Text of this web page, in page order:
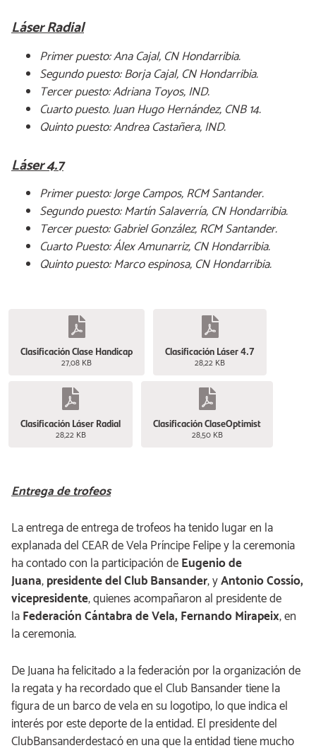
Láser Radial
Primer puesto: Ana Cajal, CN Hondarribia.
Segundo puesto: Borja Cajal, CN Hondarribia.
Tercer puesto: Adriana Toyos, IND.
Cuarto puesto. Juan Hugo Hernández, CNB 14.
Quinto puesto: Andrea Castañera, IND.
Láser 4.7
Primer puesto: Jorge Campos, RCM Santander.
Segundo puesto: Martín Salaverría, CN Hondarribia.
Tercer puesto: Gabriel González, RCM Santander.
Cuarto Puesto: Álex Amunarriz, CN Hondarribia.
Quinto puesto: Marco espinosa, CN Hondarribia.
Clasificación Clase Handicap
27,08 KB
Clasificación Láser 4.7
28,22 KB
Clasificación Láser Radial
28,22 KB
Clasificación ClaseOptimist
28,50 KB
Entrega de trofeos
La entrega de entrega de trofeos ha tenido lugar en la
explanada del CEAR de Vela Príncipe Felipe y la ceremonia
ha contado con la participación deEugenio de
Juana,presidente del Club Bansander, yAntonio Cossío,
vicepresidente, quienes acompañaron al presidente de
laFederación Cántabra de Vela, Fernando Mirapeix, en
la ceremonia.
De Juana ha felicitado a la federación por la organización de
la regata y ha recordado que el Club Bansander tiene la
figura de un barco de vela en su logotipo, lo que indica el
interés por este deporte de la entidad. El presidente del
ClubBansanderdestacó en una que la entidad tiene mucho